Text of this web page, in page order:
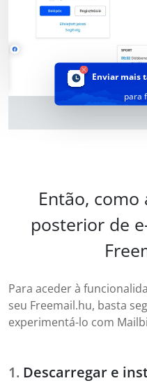
Enviar mais
para
Então, como
posterior de
Para aceder à
seu Freemail.hu, basta
experimentá-lo com
Descarregar e